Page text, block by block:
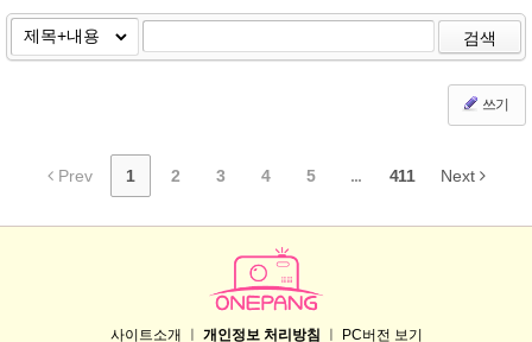
검색
쓰기
Prev 1 2 3 4 5 ... 411 Next
사이트소개 ㅣ 개인정보 처리방침 ㅣ PC버전 보기